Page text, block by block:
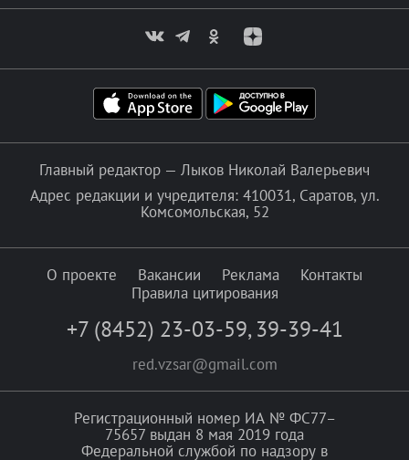
Главный редактор — Лыков Николай Валерьевич
Адрес редакции и учредителя: 410031, Саратов, ул.
Комсомольская, 52
О проекте Вакансии Реклама
Контакты
Правила цитирования
+7 (8452) 23-03-59, 39-39-41
red.vzsar@gmail.com
Регистрационный номер ИА № ФС77–
75657 выдан 8 мая 2019 года
Федеральной службой по надзору в